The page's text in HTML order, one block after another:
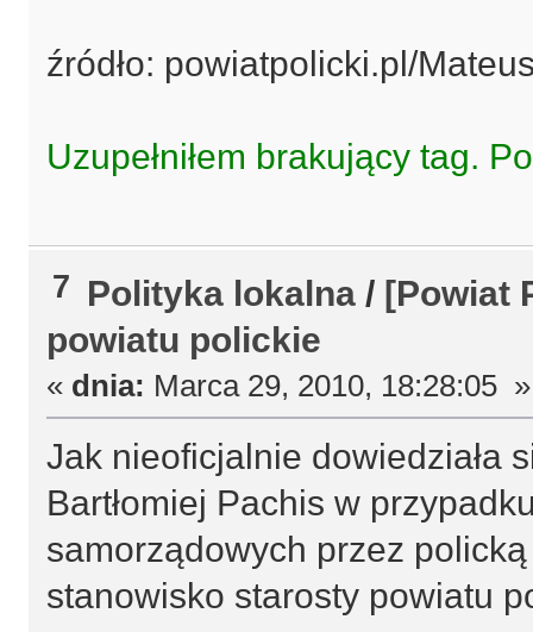
źródło: powiatpolicki.pl/
Uzupełniłem brakujący tag.
7 Polityka lokalna / [Powiat
powiatu polickie
« dnia: Marca 29, 2010, 18:28:05 »
Jak nieoficjalnie dowiedziała
Bartłomiej Pachis w
samorządowych przez
stanowisko starosty powiatu